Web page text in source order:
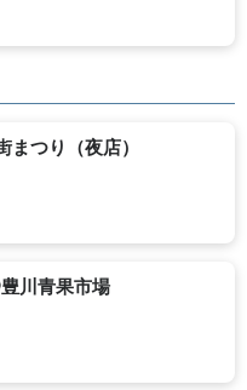
つり（夜店）
川青果市場